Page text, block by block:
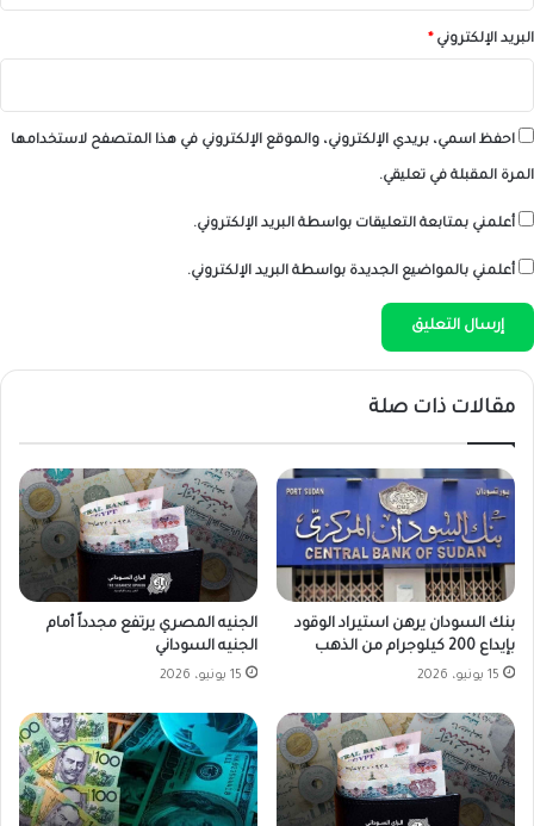
البريد الإلكتروني*
احفظ اسمي، بريدي الإلكتروني، والموقع الإلكتروني في هذا المتصفح لاستخدامها
المرة المقبلة في تعليقي.
أعلمني بمتابعة التعليقات بواسطة البريد الإلكتروني.
أعلمني بالمواضيع الجديدة بواسطة البريد الإلكتروني.
مقالات ذات صلة
بنك السودان يرهن استيراد الوقود
بإيداع 200 كيلوجرام من الذهب
15 يونيو، 2026
الجنيه المصري يرتفع مجدداً أمام
الجنيه السوداني
15 يونيو، 2026